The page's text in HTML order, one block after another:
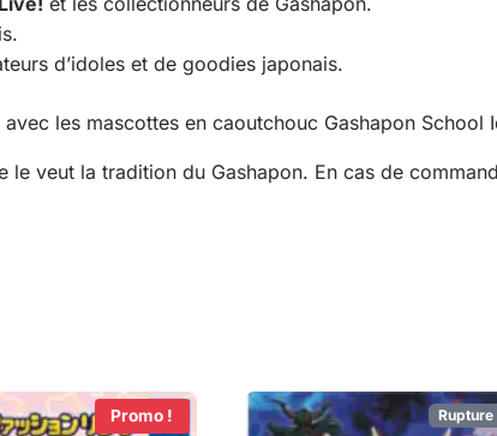
d’idoles et de goodies japonais.
les mascottes en caoutchouc Gashapon School
le veut la tradition du Gashapon. En cas de
Promo ! Rupture